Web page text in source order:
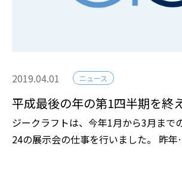
2019.04.01 ニュース
平成最後の年の第1四半期を終
ジークラフトは、今年1月から3月まで
24の展示会の仕事を行いました。 昨